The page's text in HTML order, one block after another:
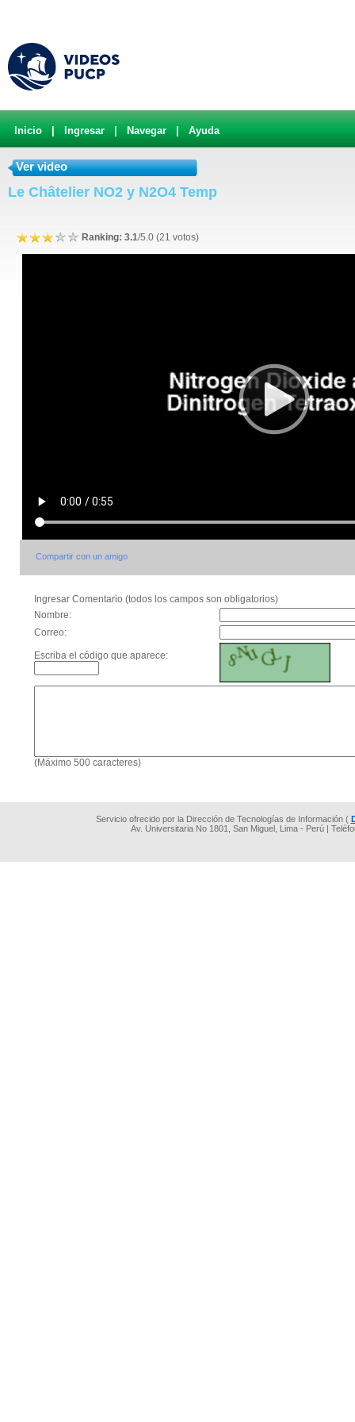
Inicio Ingresar Navegar Ayuda
Ver video
Le Châtelier NO2 y N2O4 Temp
Ranking: 3.1/5.0 (21 votos)
Compartir con un amigo
Ingresar Comentario (todos los campos son obligatorios)
Nombre:
Correo:
Escriba el código que aparece:
(Máximo 500 caracteres)
Servicio ofrecido por la Dirección de Tecnologías de Información (
Av. Universitaria No 1801, San Miguel, Lima - Perú |